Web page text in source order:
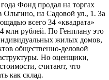
Фонд продал на торгах
на Садовой ул., 1. За
всего 34 «квадрата»
млн рублей. По Генплану это
жилых домов,
общественно-деловой
Но оценщики,
считают, что
как склад.